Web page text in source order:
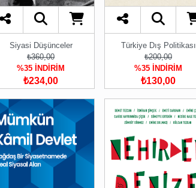
Siyasi Düşünceler
₺360,00
%35 İNDİRİM
₺234,00
Türkiye Dış Politikası
₺200,00
%35 İNDİRİM
₺130,00